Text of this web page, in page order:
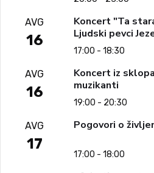
AVG
16
Koncert "Ta
Ljudski pevci
17:00 - 18:30
AVG
16
Koncert iz
muzikanti
19:00 - 20:30
AVG
17
Pogovori o
17:00 - 18:00